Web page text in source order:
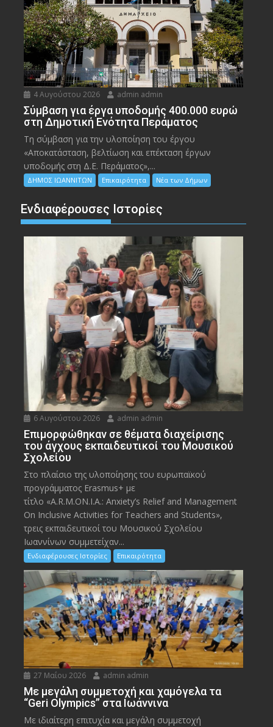
4 Αυγούστου 2026 admin admin
Σύμβαση για έργα υποδομής 400.000 ευρώ
στη Δημοτική Ενότητα Περάματος
Τη σύμβαση για την υλοποίηση του έργου
«Αποκατάσταση, βελτίωση και επέκταση έργων
υποδομής στη Δ.Ε. Περάματος»,...
ΔΗΜΟΣ ΙΩΑΝΝΙΤΩΝ Επικαιρότητα Νέα των Δήμων
Ενδιαφέρουσες Ιστορίες
6 Αυγούστου 2026 admin admin
Eπιμορφώθηκαν σε θέματα διαχείρισης
του άγχους εκπαιδευτικοί του Μουσικού
Σχολείου
Στο πλαίσιο της υλοποίησης του ευρωπαϊκού
προγράμματος Erasmus+ με
τίτλο «A.R.M.ON.I.A.: Anxiety’s Relief and Management
On Inclusive Activities for Teachers and Students»,
τρεις εκπαιδευτικοί του Μουσικού Σχολείου
Ιωαννίνων συμμετείχαν...
Ενδιαφέρουσες Ιστορίες Επικαιρότητα
27 Μαΐου 2026 admin admin
Με μεγάλη συμμετοχή και χαμόγελα τα
“Geri Olympics” στα Ιωάννινα
Με ιδιαίτερη επιτυχία και μεγάλη συμμετοχή